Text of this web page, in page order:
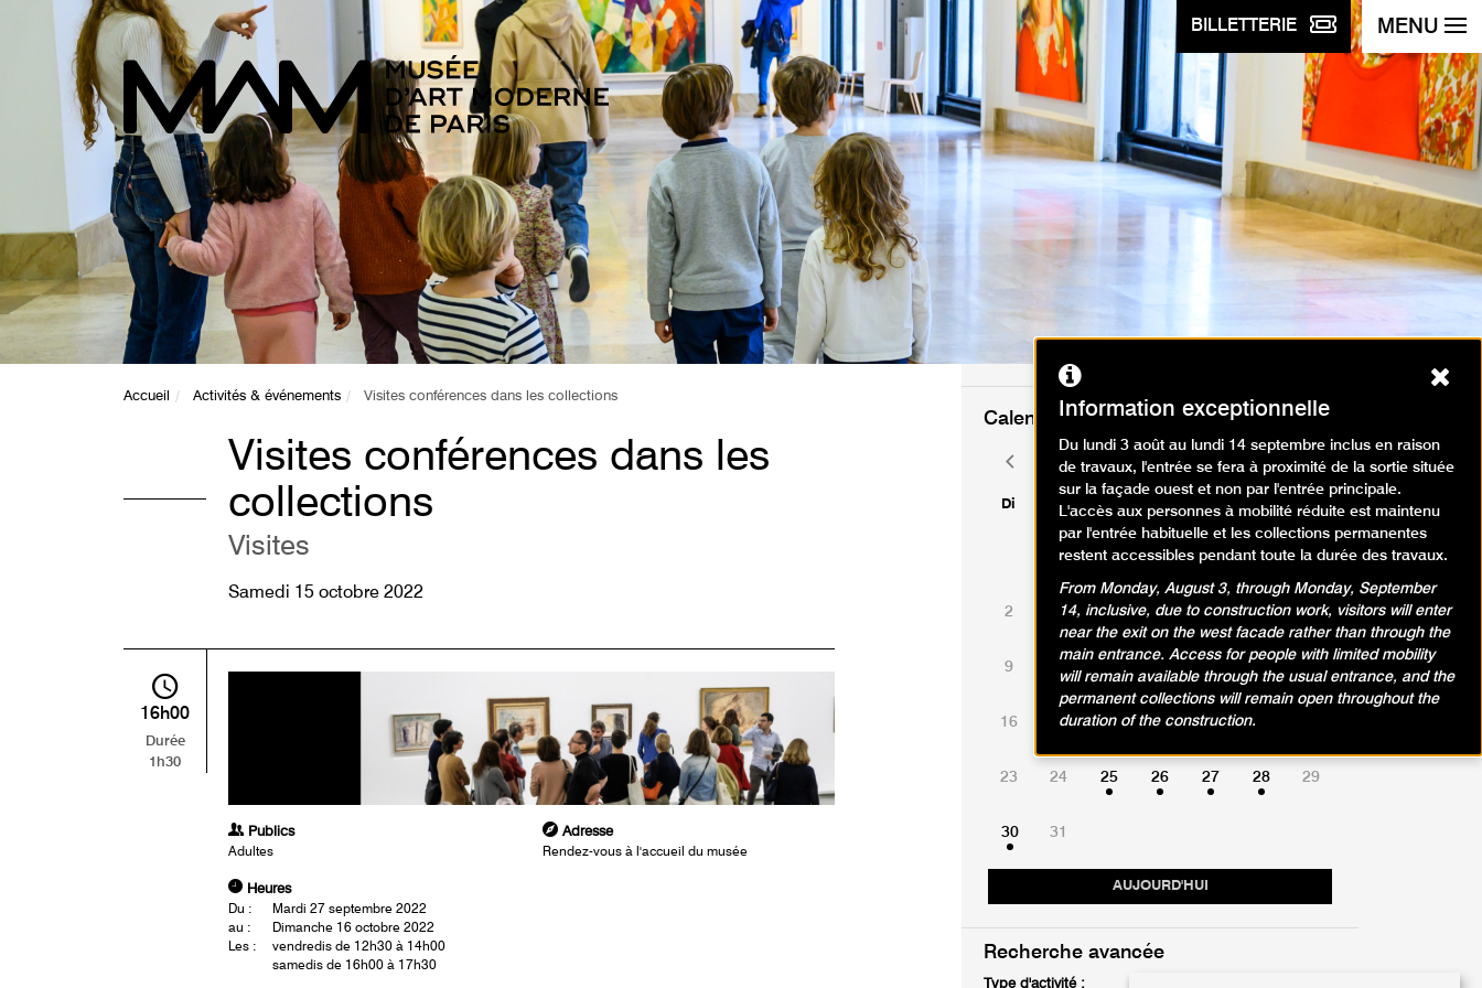
BILLETTERIE MENU
Accueil Activités & événements Visites conférences dans les collections
Visites conférences dans les
collections
Visites
Samedi 15 octobre 2022
16h00
Durée
1h30
Publics
Adultes
Adresse
Rendez-vous à l'accueil du musée
Heures
Du :
Mardi 27 septembre 2022
au :
Dimanche 16 octobre 2022
Les :
vendredis de 12h30 à 14h00
samedis de 16h00 à 17h30
Calendrier des événements
août 2026
Di Lu Ma Ve Sa
AUJOURD'HUI
1
2 3 4 5 6 7 8
9 12 13 14
16 17 18 19 20 21
23 24 25 26 27 28 29
30 31
Mois
précédent
Mois
suivant
Recherche avancée
Type d'activité :
Information exceptionnelle
Du lundi 3 août au lundi 14 septembre inclus en raison
de travaux, l'entrée se fera à proximité de la sortie située
sur la façade ouest et non par l'entrée principale.
L'accès aux personnes à mobilité réduite est maintenu
par l'entrée habituelle et les collections permanentes
restent accessibles pendant toute la durée des travaux.
From Monday, August 3, through Monday, September
14, inclusive, due to construction work, visitors will enter
near the exit on the west facade rather than through the
main entrance. Access for people with limited mobility
will remain available through the usual entrance, and the
permanent collections will remain open throughout the
duration of the construction.